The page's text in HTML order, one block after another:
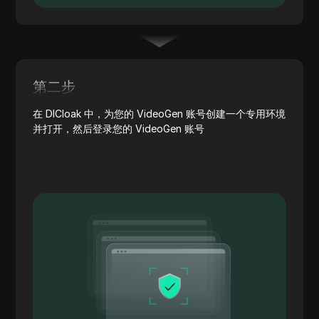
第二步
在 DICloak 中，为您的 VideoGen 账号创建一个专用环境
并打开，然后登录您的 VideoGen 账号